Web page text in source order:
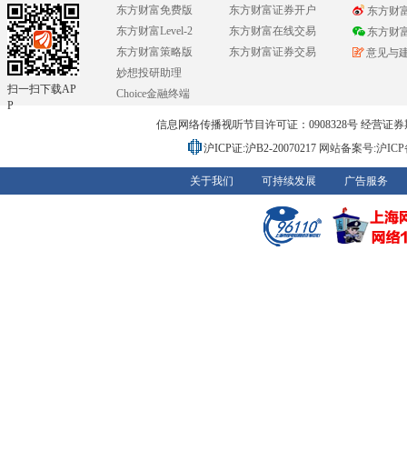
扫一扫下载AP
P
东方财富免费版
东方财富Level-2
东方财富策略版
妙想投研助理
Choice金融终端
东方财富证券开户
东方财富在线交易
东方财富证券交易
东方财
东方财
意见与
信息网络传播视听节目许可证：0908328号 经营证
沪ICP证:沪B2-20070217 网站备案号:沪
关于我们 可持续发展 广告服务